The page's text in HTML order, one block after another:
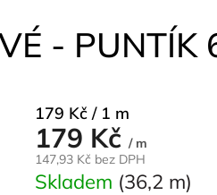
- PUNTÍK
179 Kč / m
147,93 Kč bez DPH
Měrná
cena:
179 Kč / 1 m
Skladem (36,2 m)